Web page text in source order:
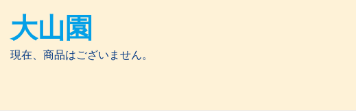
大山園
現在、商品はございません。